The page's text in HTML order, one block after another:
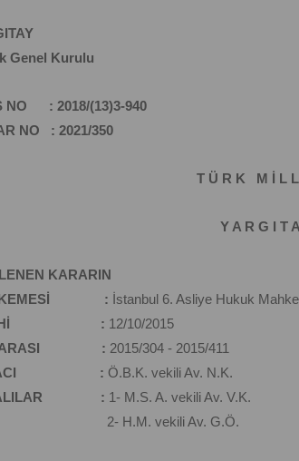
Genel Kurulu
NO : 2018/(13)3-940
NO : 2021/350
T Ü R K M İ L
Y A R G I T
KARARIN
: İstanbul 6. Asliye Hukuk
: 12/10/2015
: 2015/304 - 2015/411
: Ö.B.K. vekili Av. N.K.
: 1- M.S. A. vekili Av. V.K.
2- H.M. vekili Av. G.Ö.